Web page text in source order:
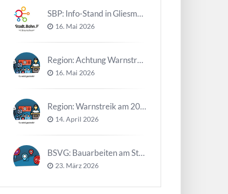
SBP: Info-Stand in Gliesmarode am 2. Juni und 23. Juni
16. Mai 2026
Region: Achtung Warnstreiks in der Kalenderwoche 21
16. Mai 2026
Region: Warnstreik am 20. und 21.04.2026 *Update*
14. April 2026
BSVG: Bauarbeiten am Steinweg – Buslinien halten verändert
23. März 2026